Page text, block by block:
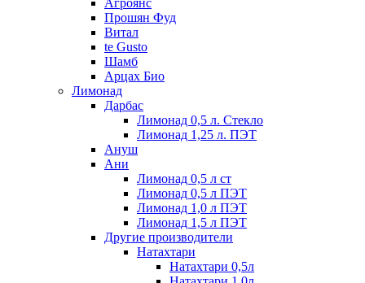
Агроянс
Прошян Фуд
Витал
te Gusto
Шамб
Арцах Био
Лимонад
Дарбас
Лимонад 0,5 л. Стекло
Лимонад 1,25 л. ПЭТ
Ануш
Ани
Лимонад 0,5 л ст
Лимонад 0,5 л ПЭТ
Лимонад 1,0 л ПЭТ
Лимонад 1,5 л ПЭТ
Другие производители
Натахтари
Натахтари 0,5л